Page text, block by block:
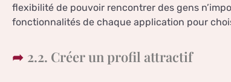
flexibilité de pouvoir rencontrer des gens
fonctionnalités de chaque application pour
2.2. Créer un profil attractif